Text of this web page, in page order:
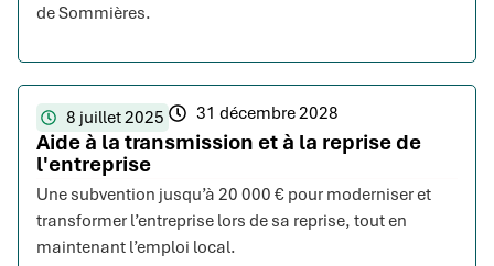
de Sommières.
8 juillet 2025 31 décembre 2028
Aide à la transmission et à la reprise de
l'entreprise
Une subvention jusqu’à 20 000 € pour moderniser et
transformer l’entreprise lors de sa reprise, tout en
maintenant l’emploi local.